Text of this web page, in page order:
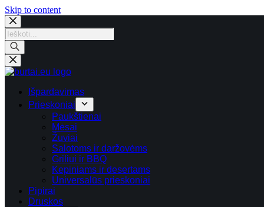
Skip to contentSkip
content
Products
search
Išpardavimas
Prieskoniai
Paukštienai
Mėsai
Žuviai
Salotoms ir daržovėms
Griliui ir BBQ
Kepiniams ir desertams
Universalūs prieskoniai
Pipirai
Druskos